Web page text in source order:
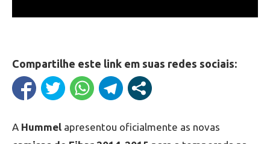
Compartilhe este link em suas redes sociais:
A Hummel apresentou oficialmente as novas